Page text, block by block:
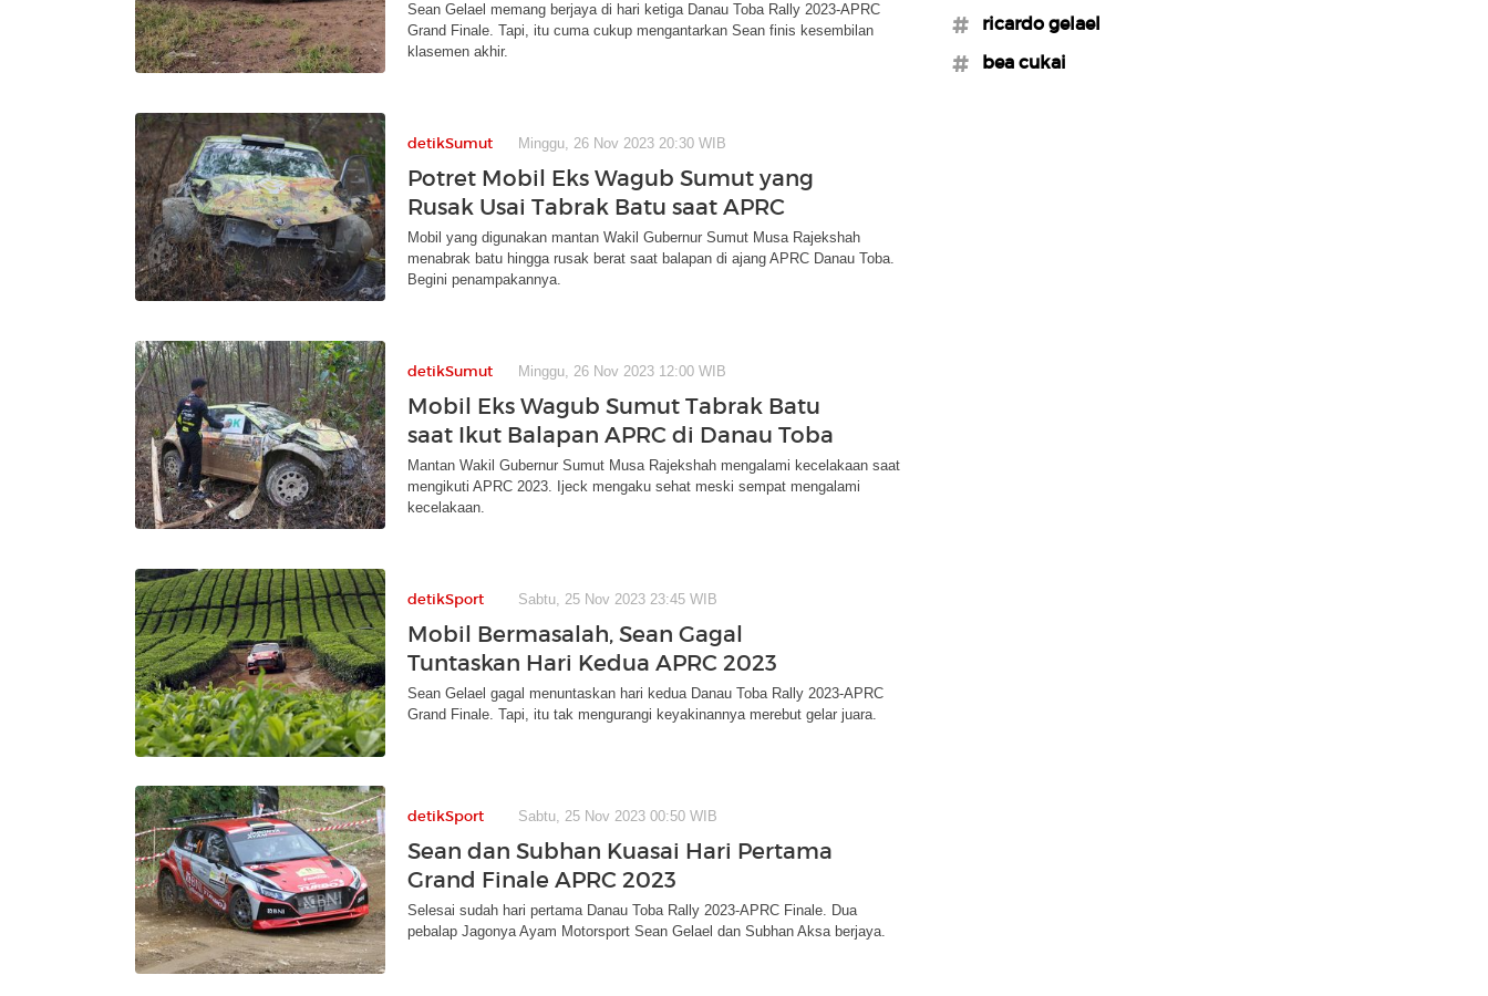
Sean Gelael memang berjaya di hari ketiga Danau Toba Rally 2023-APRC
Grand Finale. Tapi, itu cuma cukup mengantarkan Sean finis kesembilan
klasemen akhir.
detikSumut Minggu, 26 Nov 2023 20:30 WIB
Potret Mobil Eks Wagub Sumut yang
Rusak Usai Tabrak Batu saat APRC
Mobil yang digunakan mantan Wakil Gubernur Sumut Musa Rajekshah
menabrak batu hingga rusak berat saat balapan di ajang APRC Danau Toba.
Begini penampakannya.
detikSumut Minggu, 26 Nov 2023 12:00 WIB
Mobil Eks Wagub Sumut Tabrak Batu
saat Ikut Balapan APRC di Danau Toba
Mantan Wakil Gubernur Sumut Musa Rajekshah mengalami kecelakaan saat
mengikuti APRC 2023. Ijeck mengaku sehat meski sempat mengalami
kecelakaan.
detikSport Sabtu, 25 Nov 2023 23:45 WIB
Mobil Bermasalah, Sean Gagal
Tuntaskan Hari Kedua APRC 2023
Sean Gelael gagal menuntaskan hari kedua Danau Toba Rally 2023-APRC
Grand Finale. Tapi, itu tak mengurangi keyakinannya merebut gelar juara.
detikSport Sabtu, 25 Nov 2023 00:50 WIB
Sean dan Subhan Kuasai Hari Pertama
Grand Finale APRC 2023
Selesai sudah hari pertama Danau Toba Rally 2023-APRC Finale. Dua
pebalap Jagonya Ayam Motorsport Sean Gelael dan Subhan Aksa berjaya.
#ricardo gelael
#bea cukai